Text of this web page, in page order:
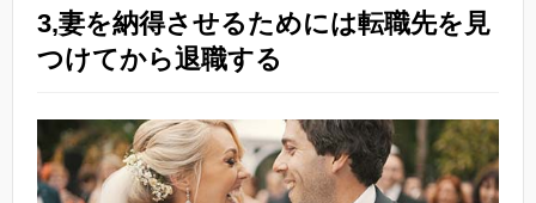
3,妻を納得させるためには転職先を見
つけてから退職する